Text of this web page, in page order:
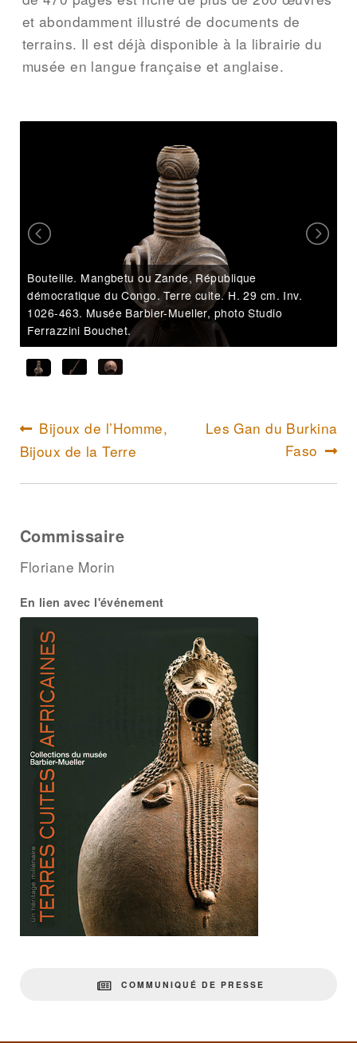
et abondamment illustré de documents de
terrains. Il est déjà disponible à la librairie du
musée en langue française et anglaise.
Bouteille. Mangbetu ou Zande, République
démocratique du Congo. Terre cuite. H. 29 cm. Inv.
1026-463. Musée Barbier-Mueller, photo Studio
Ferrazzini Bouchet.
Bijoux de l’Homme,
Bijoux de la Terre
Les Gan du Burkina
Faso
Commissaire
Floriane Morin
En lien avec l'événement
COMMUNIQUÉ DE PRESSE